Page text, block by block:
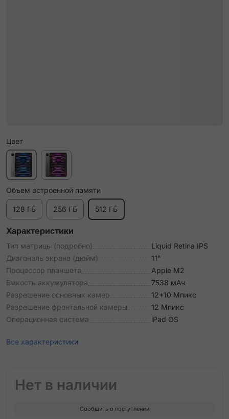
Цвет
Объем встроенной памяти
128 ГБ 256 ГБ 512 ГБ
Характеристики
Тип матрицы (подробно)
Liquid Retina IPS
Диагональ экрана (дюйм)
11"
Процессор планшета
Apple М2
Емкость аккумулятора
7538 мАч
Разрешение основных камер
12+10 Мпикс
Разрешение фронтальной камеры
12 Мпикс
Операционная система
iPad OS
Все характеристики
Нет в наличии
Сообщить о поступлении